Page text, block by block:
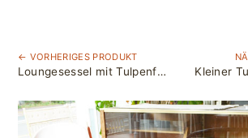
← VORHERIGES PRODUKT
Loungesessel mit Tulpenfuß & Beistelltisch